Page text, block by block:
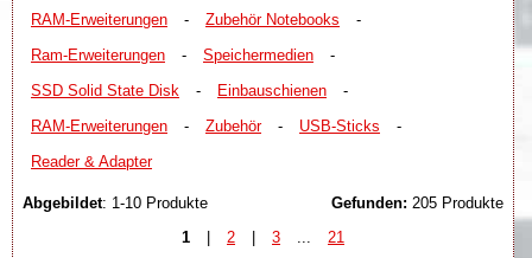
RAM-Erweiterungen
- Zubehör Notebooks
-
Ram-Erweiterungen
- Speichermedien
-
SSD Solid State Disk
- Einbauschienen
-
RAM-Erweiterungen
- Zubehör - USB-Sticks
-
Reader & Adapter
Abgebildet: 1-10 Produkte Gefunden: 205 Produkte
1
| 2 | 3 21